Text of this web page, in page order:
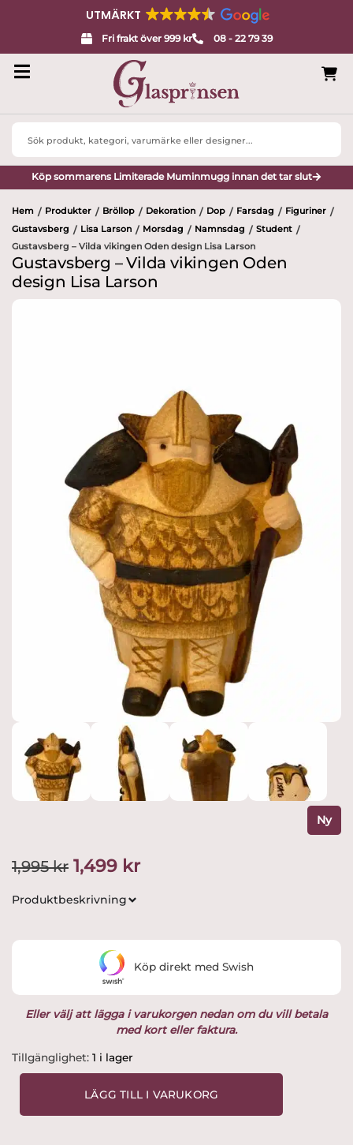
UTMÄRKT
Fri frakt över 999 kr 08 - 22 79 39
Search
Köp sommarens Limiterade Muminmugg innan det tar slut
Hem / Produkter / Bröllop / Dekoration / Dop / Farsdag / Figuriner /
Gustavsberg / Lisa Larson / Morsdag / Namnsdag / Student /
Gustavsberg – Vilda vikingen Oden design Lisa Larson
Gustavsberg – Vilda vikingen Oden
design Lisa Larson
Ny
1,995kr Det
ursprungliga
var:
1,995 kr.
1,499 krDet
1,499 kr.
Produktbeskrivning
Eller välj att lägga i varukorgen nedan om du vill betala
med kort eller faktura.
Tillgänglighet: 1 i lager
Gustavsberg
Oden
LÄGG TILL I VARUKORG
Köp direkt med Swish